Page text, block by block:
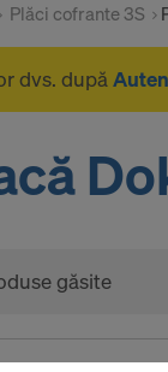
Plăci cofrante 3S
dvs. după
găsite